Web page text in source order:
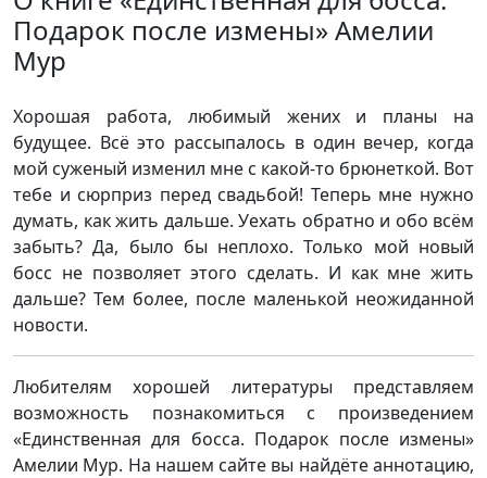
Подарок после измены» Амелии
Мур
Хорошая работа, любимый жених и планы на
будущее. Всё это рассыпалось в один вечер, когда
мой суженый изменил мне с какой-то брюнеткой. Вот
тебе и сюрприз перед свадьбой! Теперь мне нужно
думать, как жить дальше. Уехать обратно и обо всём
забыть? Да, было бы неплохо. Только мой новый
босс не позволяет этого сделать. И как мне жить
дальше? Тем более, после маленькой неожиданной
новости.
Любителям хорошей литературы представляем
возможность познакомиться с произведением
«Единственная для босса. Подарок после измены»
Амелии Мур. На нашем сайте вы найдёте аннотацию,